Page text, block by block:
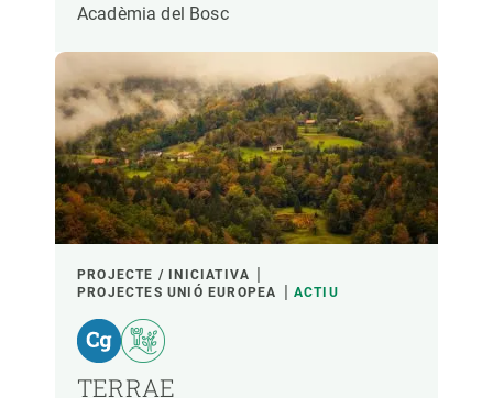
- QUALSEVOL - ACTIU INACTIU
Acadèmia del Bosc
PROJECTE / INICIATIVA
PROJECTES UNIÓ EUROPEA
ACTIU
TERRAE